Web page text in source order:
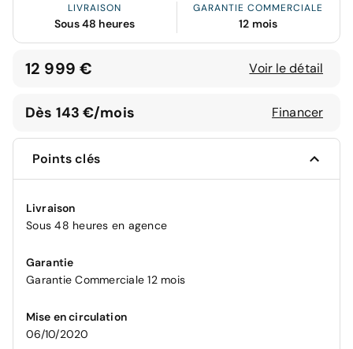
LIVRAISON
Sous 48 heures
GARANTIE COMMERCIALE
12 mois
12 999 € Voir le détail
Dès 143 €/mois Financer
Points clés
Livraison
Sous 48 heures en agence
Garantie
Garantie Commerciale 12 mois
Mise en circulation
06/10/2020